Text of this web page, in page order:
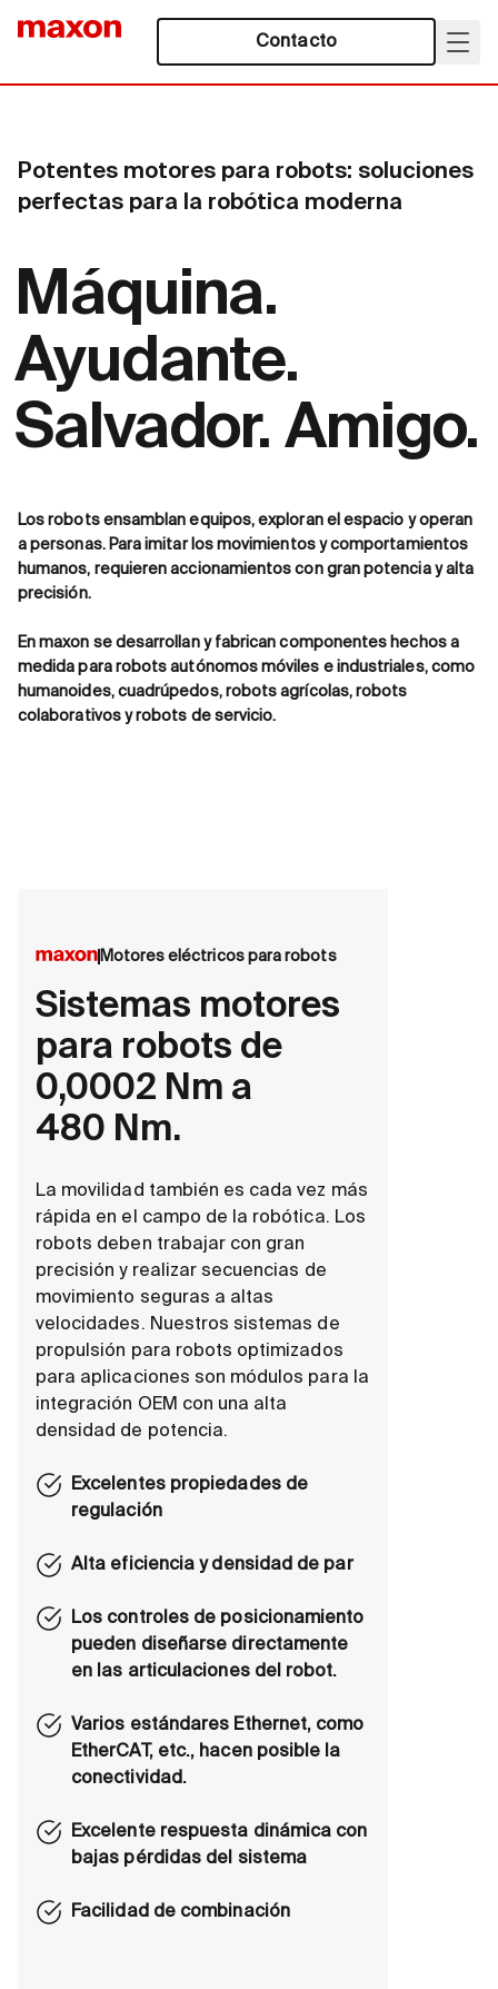
Contacto
Potentes motores para robots: soluciones
perfectas para la robótica moderna
Máquina.
Ayudante.
Salvador. Amigo.
Los robots ensamblan equipos, exploran el espacio y operan
a personas. Para imitar los movimientos y comportamientos
humanos, requieren accionamientos con gran potencia y alta
precisión.
En maxon se desarrollan y fabrican componentes hechos a
medida para robots autónomos móviles e industriales, como
humanoides, cuadrúpedos, robots agrícolas, robots
colaborativos y robots de servicio.
Motores eléctricos para robots
Sistemas motores
para robots de
0,0002 Nm a
480 Nm.
La movilidad también es cada vez más
rápida en el campo de la robótica. Los
robots deben trabajar con gran
precisión y realizar secuencias de
movimiento seguras a altas
velocidades. Nuestros sistemas de
propulsión para robots optimizados
para aplicaciones son módulos para la
integración OEM con una alta
densidad de potencia.
Excelentes propiedades de
regulación
Alta eficiencia y densidad de par
Los controles de posicionamiento
pueden diseñarse directamente
en las articulaciones del robot.
Varios estándares Ethernet, como
EtherCAT, etc., hacen posible la
conectividad.
Excelente respuesta dinámica con
bajas pérdidas del sistema
Facilidad de combinación